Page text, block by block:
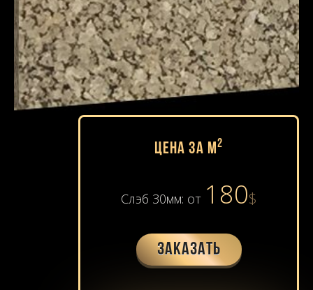
Цена за м 2
Слэб 30мм: от 180$
Заказать